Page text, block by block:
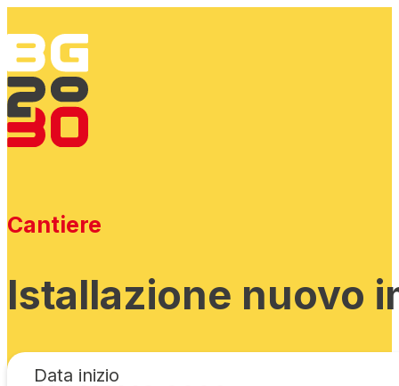
Cantiere
Istallazione nuovo
Data inizio